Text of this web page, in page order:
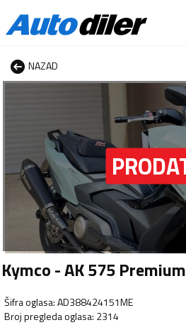
NAZAD
Kymco - AK 575 Premium
Šifra oglasa:AD388424151ME
Broj pregleda oglasa: 2314